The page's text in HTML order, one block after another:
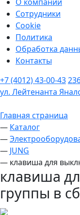
Сотрудники
Cookie
Политика
Обработка
Контакты
+7 (4012) 43-00-43
ул. Лейтенанта
Главная страница
— Каталог
—
— JUNG
— клавиша для
клавиша
группы в